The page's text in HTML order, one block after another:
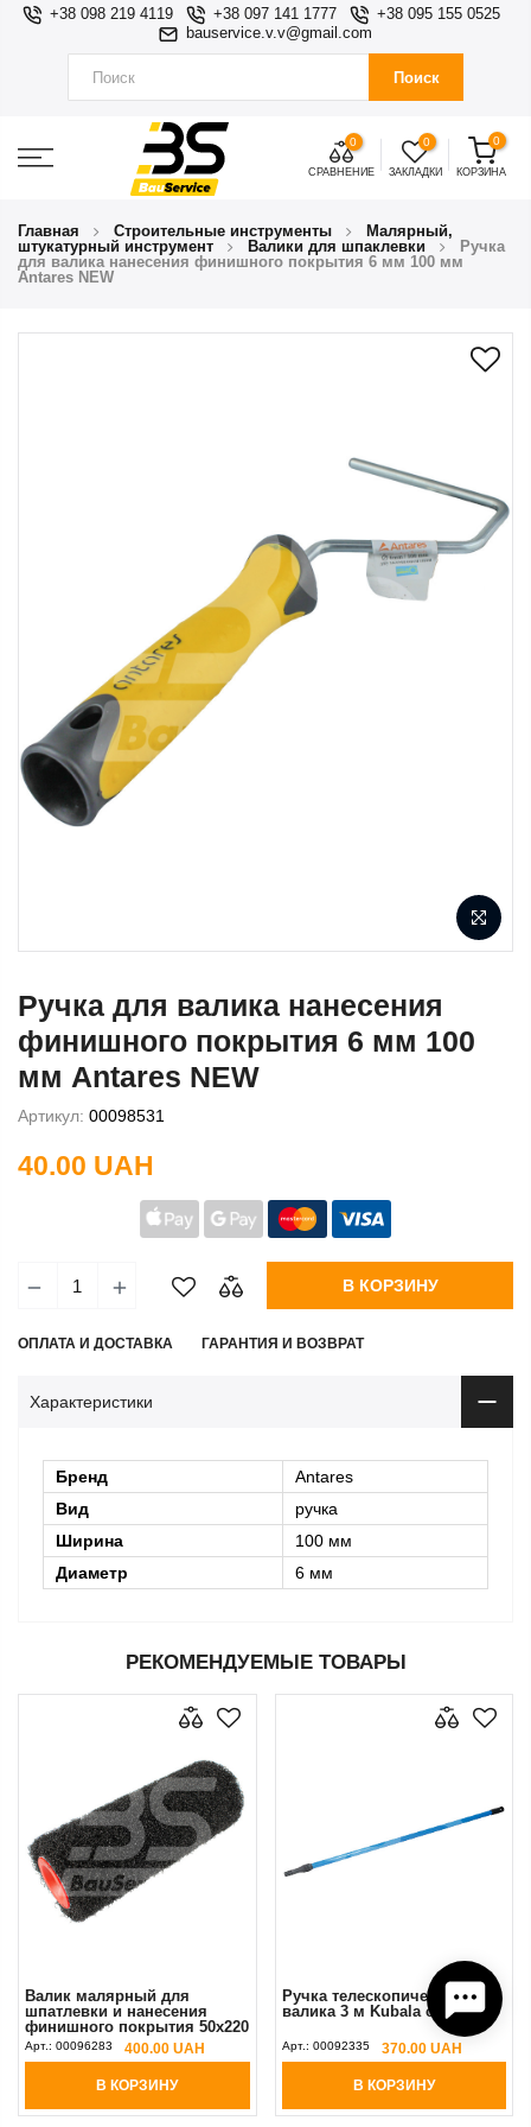
+38 098 219 4119 +38 097 141 1777
+38 095 155 0525
bauservice.v.v@gmail.com
Поиск
0
СРАВНЕНИЕ
0
ЗАКЛАДКИ
0
КОРЗИНА
Главная Строительные инструменты
Малярный,
штукатурный инструмент
Валики для шпаклевки
Ручка
для валика нанесения финишного покрытия 6 мм 100 мм
Antares NEW
Ручка для валика нанесения
финишного покрытия 6 мм 100
мм Antares NEW
Артикул: 00098531
40.00 UAH
В КОРЗИНУ
ОПЛАТА И ДОСТАВКА ГАРАНТИЯ И ВОЗВРАТ
Характеристики
Бренд
Antares
Вид
ручка
Ширина
100 мм
Диаметр
6 мм
РЕКОМЕНДУЕМЫЕ ТОВАРЫ
Валик малярный для
шпатлевки и нанесения
финишного покрытия 50х220
мм под ручку 8 мм Antares
Арт.: 00096283 400.00 UAH
В КОРЗИНУ
Ручка телескопическая для
валика 3 м Kubala синий
Арт.: 00092335 370.00 UAH
В КОРЗИНУ